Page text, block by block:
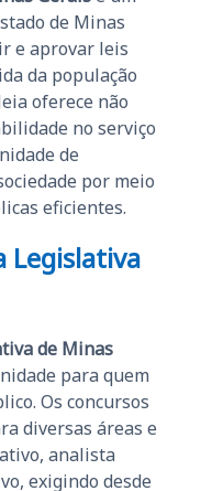
de Minas
e aprovar leis
da população
oferece não
no serviço
de
por meio
eficientes.
Legislativa
de Minas
para quem
Os concursos
diversas áreas e
analista
exigindo desde